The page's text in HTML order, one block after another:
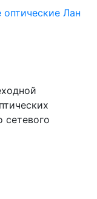
Лан
сетевого